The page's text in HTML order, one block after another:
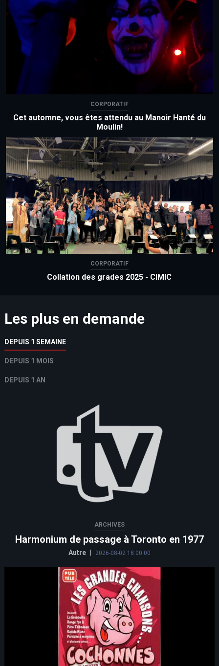
CORPORATIF
Cet automne, vous êtes attendu au Manoir Hanté du
Moulin!
CORPORATIF
Collation des grades 2025 - CIMIC
Les plus en demande
DEPUIS 1 SEMAINE
DEPUIS 1 MOIS
DEPUIS 1 AN
ARCHIVES
Harmonium de passage à Toronto en 1977
Autre 2026-08-02 18:00:00